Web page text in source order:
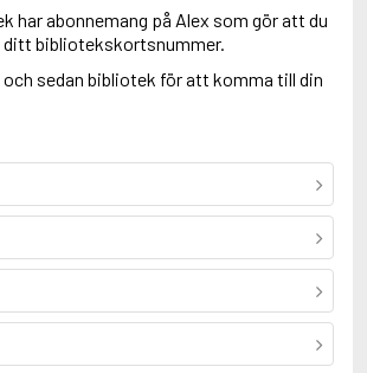
har abonnemang på Alex som gör att du
ditt bibliotekskortsnummer.
sedan bibliotek för att komma till din